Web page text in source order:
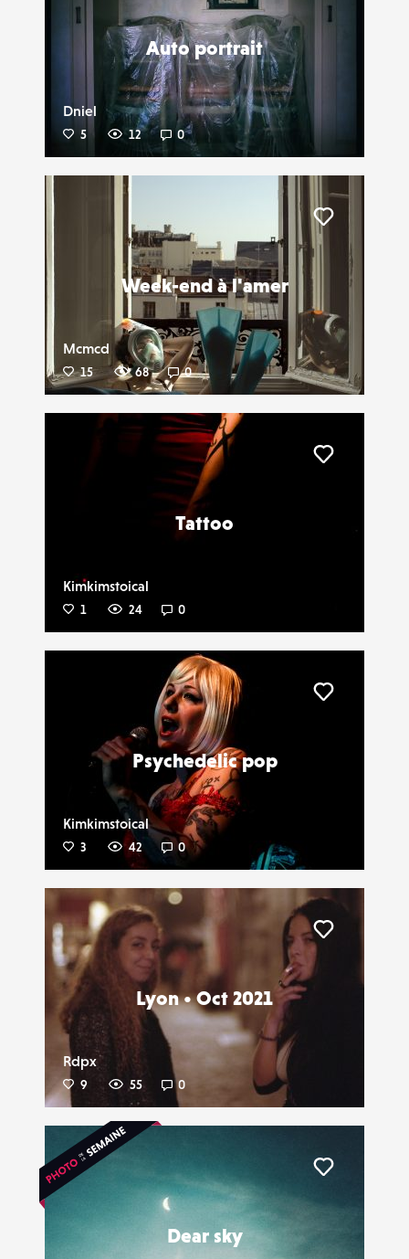
Auto portrait
Dniel
5 12 0
Week-end à l'amer
Mcmcd
15 68 0
Tattoo
Kimkimstoical
1 24 0
Psychedelic pop
Kimkimstoical
3 42 0
Lyon • Oct 2021
Rdpx
9 55 0
Dear sky